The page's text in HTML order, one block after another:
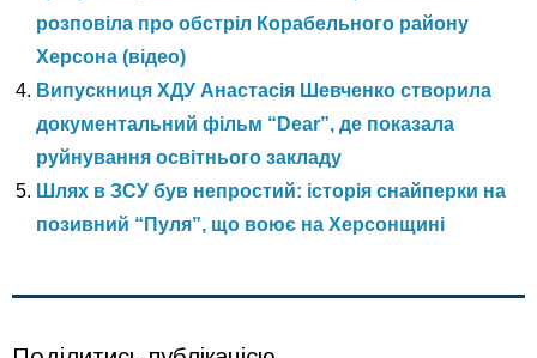
розповіла про обстріл Корабельного району
Херсона (відео)
Випускниця ХДУ Анастасія Шевченко створила
документальний фільм “Dear”, де показала
руйнування освітнього закладу
Шлях в ЗСУ був непростий: історія снайперки на
позивний “Пуля”, що воює на Херсонщині